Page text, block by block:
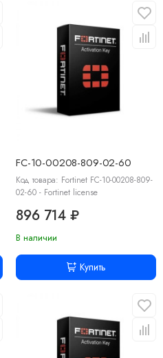
FC-10-00208-809-02-60
Код товара: Fortinet FC-10-00208-809-
02-60 - Fortinet license
896 714 ₽
В наличии
Купить